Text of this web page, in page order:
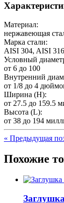
Материал:
нержавеющая
Марка стали:
AISI 304, AISI 316
Условный
от 6 до 100
Внутренний
от 1/8 до 4
Ширина (H):
от 27.5 до 159.5
Высота (L):
от 38 до 194
« Предыдущая
Похожие